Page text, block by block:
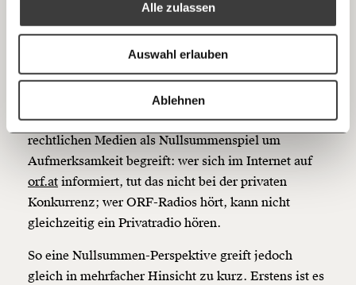
Alle zulassen
Auswahl erlauben
Ablehnen
Anmelden
Ich spende einmalig
20€ 40€
60€ 100€
150€
Ich möchte meine Spende verschenken.
Du erhältst eine E-Mail mit deiner
Geschenkurkunde im PDF-Format, welche Du
ausdrucken oder weiterleiten und verschenken
kannst.
Bluesky
https://www.moment.at/story/private-medien-orf/?utm_source=gutewoche&utm_medium=referral&utm_campaign=gutewoche
Gemeinsame
Herausforderungen für Private
Grund dafür ist eine Perspektive, die den
Wettbewerb zwischen privaten und öffentlich-
rechtlichen Medien als Nullsummenspiel um
Aufmerksamkeit begreift: wer sich im Internet auf
orf.at informiert, tut das nicht bei der privaten
Konkurrenz; wer ORF-Radios hört, kann nicht
gleichzeitig ein Privatradio hören.
So eine Nullsummen-Perspektive greift jedoch
gleich in mehrfacher Hinsicht zu kurz. Erstens ist es